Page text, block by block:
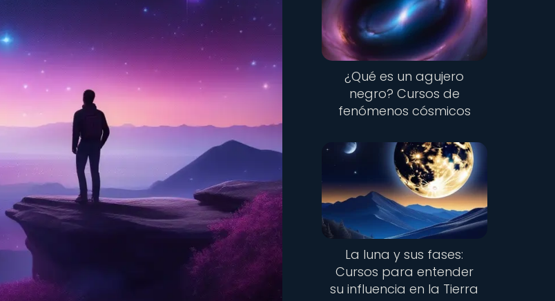
¿Qué es un agujero
negro? Cursos de
fenómenos cósmicos
La luna y sus fases:
Cursos para entender
su influencia en la Tierra